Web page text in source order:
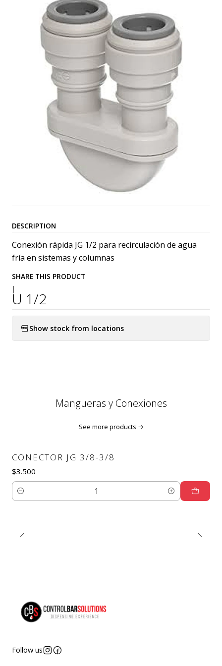
DESCRIPTION
Conexión rápida JG 1/2 para recirculación de agua
fría en sistemas y columnas
SHARE THIS PRODUCT
|
U 1/2
Show stock from locations
Mangueras y Conexiones
See more products
CONECTOR JG 3/8-3/8
$3.500
Quantity
Follow us